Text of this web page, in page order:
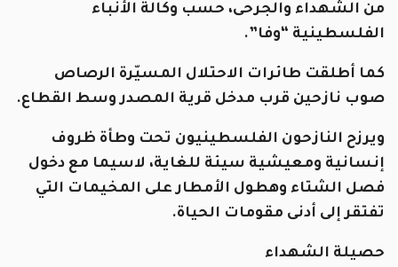
من الشهداء والجرحى، حسب وكالة الأنباء
الفلسطينية “وفا”.
كما أطلقت طائرات الاحتلال المسيّرة الرصاص
صوب نازحين قرب مدخل قرية المصدر وسط القطاع.
ويرزح النازحون الفلسطينيون تحت وطأة ظروف
إنسانية ومعيشية سيئة للغاية، لاسيما مع دخول
فصل الشتاء وهطول الأمطار على المخيمات التي
تفتقر إلى أدنى مقومات الحياة.
حصيلة الشهداء